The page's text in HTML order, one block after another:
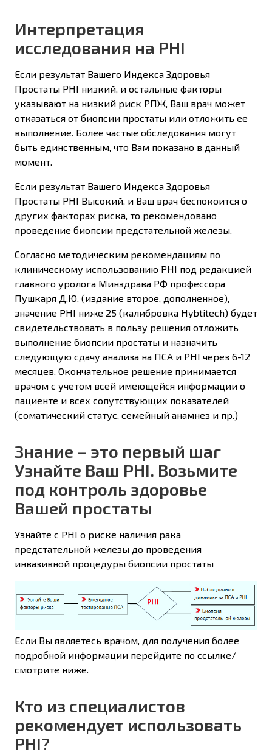
Интерпретация
исследования на PHI
Если результат Вашего Индекса Здоровья
Простаты PHI низкий, и остальные факторы
указывают на низкий риск РПЖ, Ваш врач может
отказаться от биопсии простаты или отложить ее
выполнение. Более частые обследования могут
быть единственным, что Вам показано в данный
момент.
Если результат Вашего Индекса Здоровья
Простаты PHI Высокий, и Ваш врач беспокоится о
других факторах риска, то рекомендовано
проведение биопсии предстательной железы.
Согласно методическим рекомендациям по
клиническому использованию PHI под редакцией
главного уролога Минздрава РФ профессора
Пушкаря Д.Ю. (издание второе, дополненное),
значение PHI ниже 25 (калибровка Hybtitech) будет
свидетельствовать в пользу решения отложить
выполнение биопсии простаты и назначить
следующую сдачу анализа на ПСА и PHI через 6-12
месяцев. Окончательное решение принимается
врачом с учетом всей имеющейся информации о
пациенте и всех сопутствующих показателей
(соматический статус, семейный анамнез и пр.)
Знание – это первый шаг
Узнайте Ваш PHI. Возьмите
под контроль здоровье
Вашей простаты
Узнайте с PHI о риске наличия рака
предстательной железы до проведения
инвазивной процедуры биопсии простаты
Если Вы являетесь врачом, для получения более
подробной информации перейдите по ссылке/
смотрите ниже.
Кто из специалистов
рекомендует использовать
PHI?